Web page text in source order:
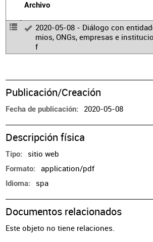
Archivo
2020-05-08 - Diálogo con
mios, ONGs, empresas e
f
Publicación/Creación
Fecha de publicación 2020-05-08
Descripción física
Tipo sitio web
Formato application/pdf
Idioma spa
Documentos relacionados
Este objeto no tiene relaciones.